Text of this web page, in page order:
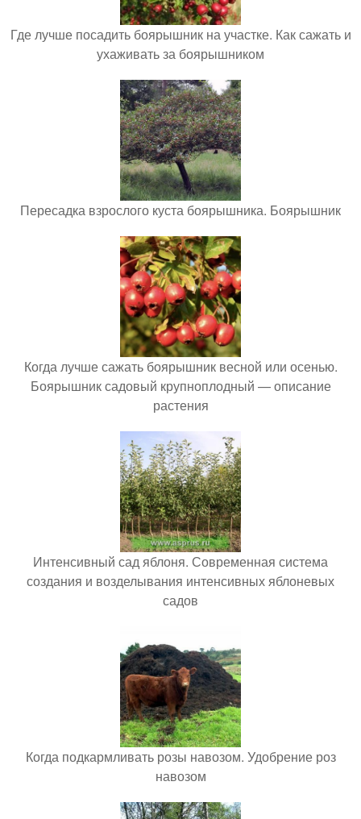
Где лучше посадить боярышник на участке. Как сажать и
ухаживать за боярышником
Пересадка взрослого куста боярышника. Боярышник
Когда лучше сажать боярышник весной или осенью.
Боярышник садовый крупноплодный — описание
растения
Интенсивный сад яблоня. Современная система
создания и возделывания интенсивных яблоневых
садов
Когда подкармливать розы навозом. Удобрение роз
навозом